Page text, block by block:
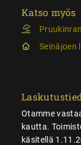
Katso myös
Seinäjoen
Otamme
kautta.
käsitellä